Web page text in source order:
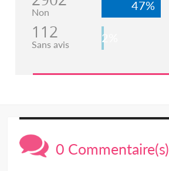
Non 47%
112
Sans avis 2%
0 Commentaire(s)